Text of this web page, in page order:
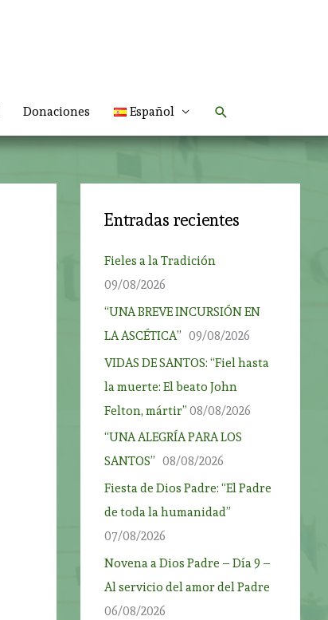
Donaciones Español Buscar
Entradas recientes
Fieles a la Tradición
09/08/2026
“UNA BREVE INCURSIÓN EN
LA ASCÉTICA” 09/08/2026
VIDAS DE SANTOS: “Fiel hasta
la muerte: El beato John
Felton, mártir” 08/08/2026
“UNA ALEGRÍA PARA LOS
SANTOS” 08/08/2026
Fiesta de Dios Padre: “El Padre
de toda la humanidad”
07/08/2026
Novena a Dios Padre – Día 9 –
Al servicio del amor del Padre
06/08/2026